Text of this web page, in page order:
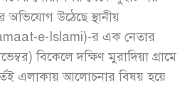
অভিযোগ উঠেছে স্থানীয়
e-Islami)-র এক নেতার
বিকেলে দক্ষিণ মুরাদিয়া গ্রামে
এলাকায় আলোচনার বিষয় হয়ে